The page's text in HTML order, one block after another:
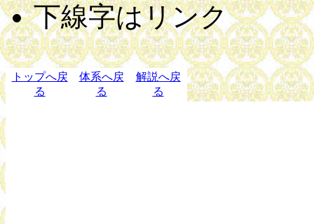
下線字はリンク
トップへ戻
る
体系へ戻
る
解説へ戻
る